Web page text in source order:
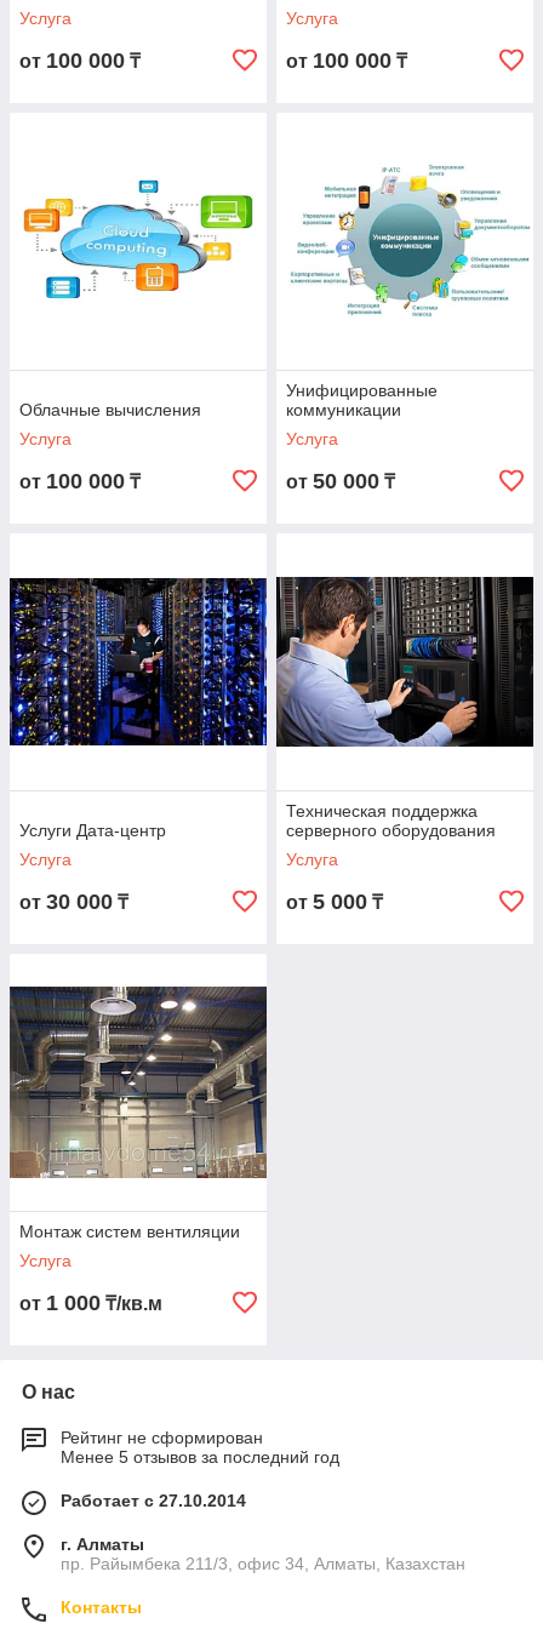
Услуга
от 100 000 ₸
Услуга
от 100 000 ₸
Облачные вычисления
Услуга
от 100 000 ₸
Унифицированные
коммуникации
Услуга
от 50 000 ₸
Услуги Дата-центр
Услуга
от 30 000 ₸
Техническая поддержка
серверного оборудования
Услуга
от 5 000 ₸
Монтаж систем вентиляции
Услуга
от 1 000 ₸/кв.м
О нас
Рейтинг не сформирован
Менее 5 отзывов за последний год
Работает с 27.10.2014
г. Алматы
пр. Райымбека 211/3, офис 34, Алматы, Казахстан
Контакты